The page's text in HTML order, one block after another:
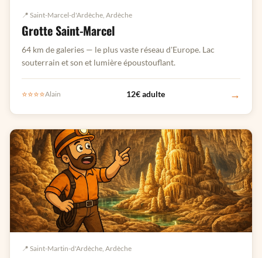
📍 Saint-Marcel-d'Ardèche, Ardèche
Grotte Saint-Marcel
64 km de galeries — le plus vaste réseau d'Europe. Lac
souterrain et son et lumière époustouflant.
⭐⭐⭐⭐Alain 12€ adulte →
📍 Saint-Martin-d'Ardèche, Ardèche